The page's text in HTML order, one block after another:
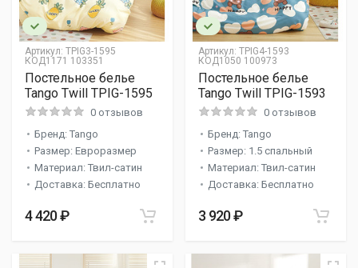
Артикул: TPIG3-1595
КОД1171 103351
Постельное белье
Tango Twill TPIG-1595
0 отзывов
Бренд: Tango
Размер: Евроразмер
Материал: Твил-сатин
Доставка: Бесплатно
4 420 ₽
Артикул: TPIG4-1593
КОД1050 100973
Постельное белье
Tango Twill TPIG-1593
0 отзывов
Бренд: Tango
Размер: 1.5 спальный
Материал: Твил-сатин
Доставка: Бесплатно
3 920 ₽